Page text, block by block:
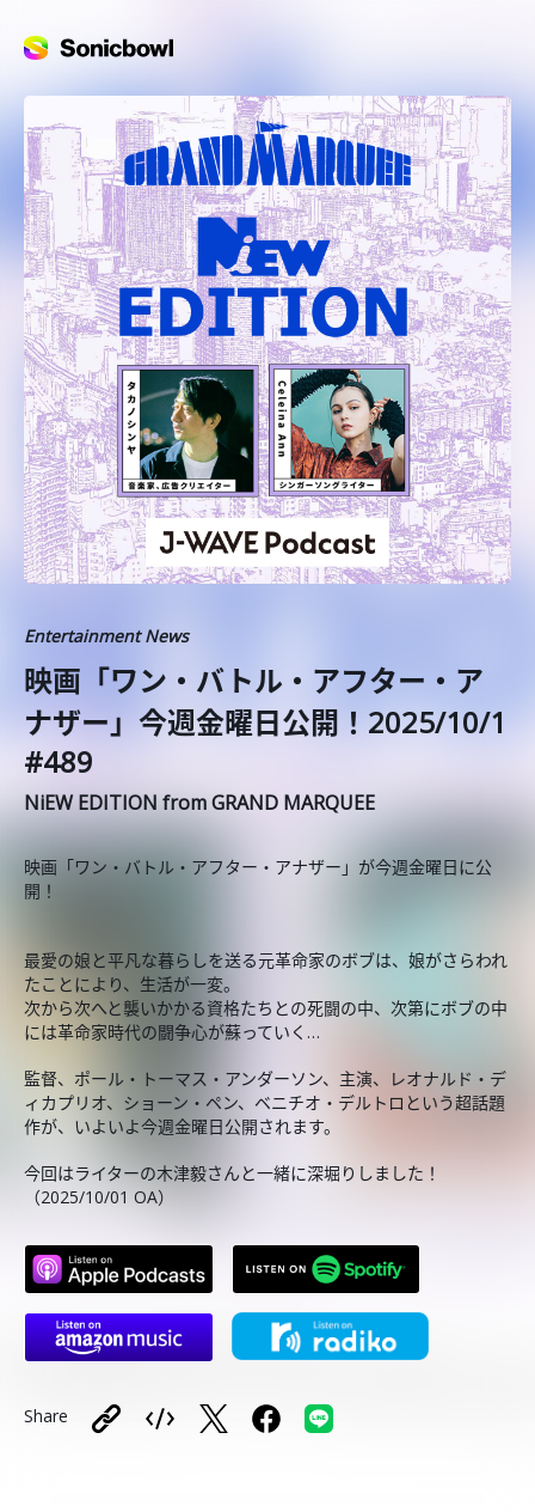
Entertainment News
️映画「ワン・バトル・アフター・ア
ナザー」今週金曜日公開！2025/10/1
#489
NiEW EDITION from GRAND MARQUEE
映画「ワン・バトル・アフター・アナザー」が今週金曜日に公
開！
最愛の娘と平凡な暮らしを送る元革命家のボブは、娘がさらわれ
たことにより、生活が一変。
次から次へと襲いかかる資格たちとの死闘の中、次第にボブの中
には革命家時代の闘争心が蘇っていく…
監督、ポール・トーマス・アンダーソン、主演、レオナルド・デ
ィカプリオ、ショーン・ペン、ベニチオ・デルトロという超話題
作が、いよいよ今週金曜日公開されます。
今回はライターの木津毅さんと一緒に深堀りしました！
（2025/10/01 OA）
Share